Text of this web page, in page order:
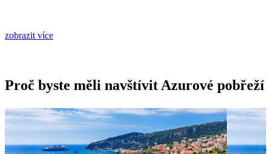
zobrazit více
Proč byste měli navštívit Azurové pobřeží